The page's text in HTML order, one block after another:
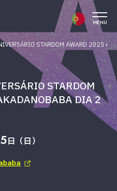
MENU
STARDOM AWARD 2025
STARDOM
DIA 2
日（日）